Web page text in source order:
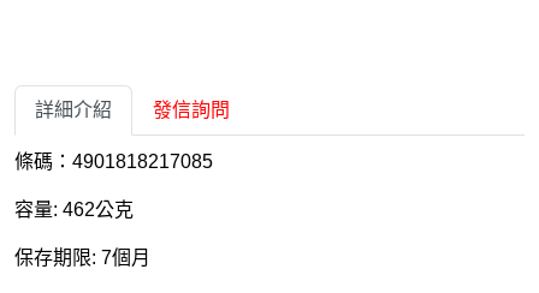
詳細介紹 發信詢問
條碼：4901818217085
容量: 462公克
保存期限: 7個月